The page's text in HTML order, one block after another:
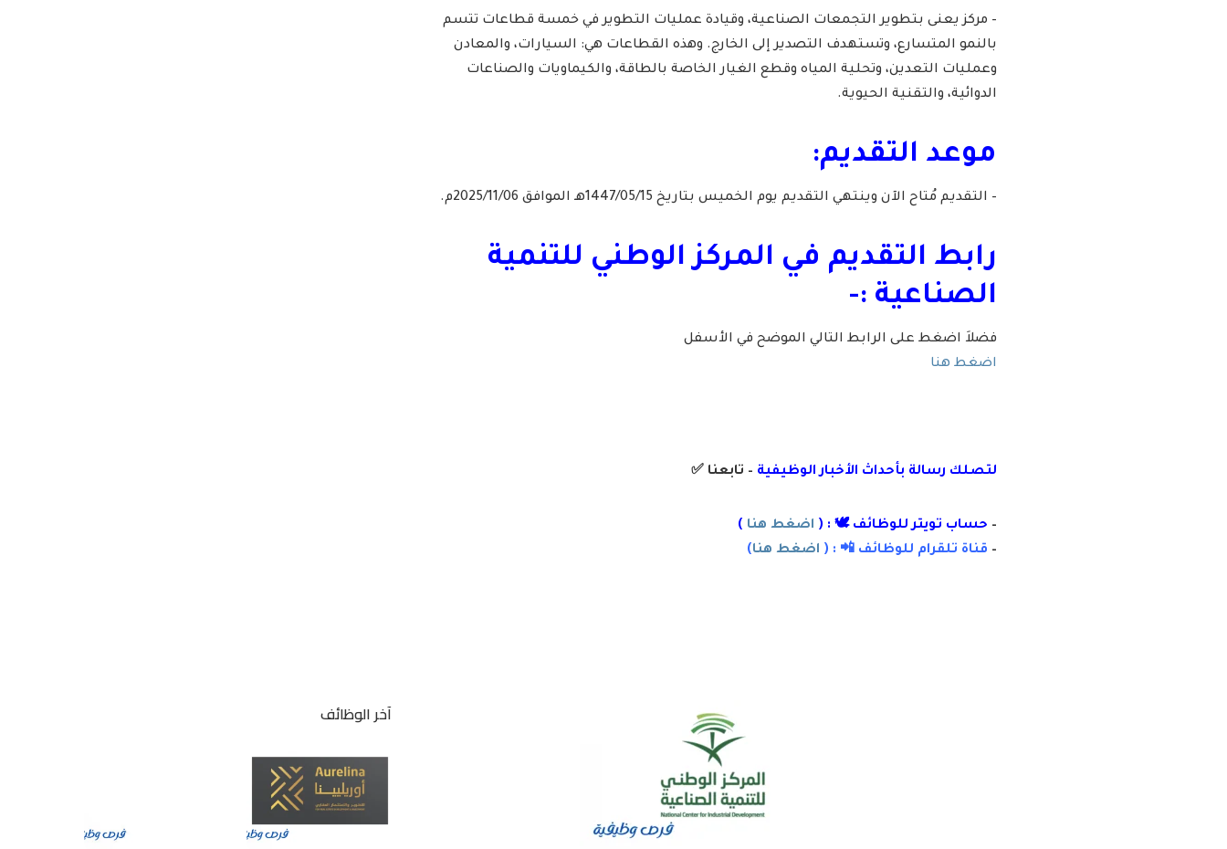
– مركز يعنى بتطوير التجمعات الصناعية، وقيادة عمليات التطوير في خمسة قطاعات تتسم
بالنمو المتسارع، وتستهدف التصدير إلى الخارج. وهذه القطاعات هي: السيارات، والمعادن
وعمليات التعدين، وتحلية المياه وقطع الغيار الخاصة بالطاقة، والكيماويات والصناعات
الدوائية، والتقنية الحيوية.
موعد التقديم:
– التقديم مُتاح الآن وينتهي التقديم يوم الخميس بتاريخ 1447/05/15هـ الموافق 2025/11/06م.
رابط التقديم في المركز الوطني للتنمية
الصناعية :-
فضلاَ اضغط على الرابط التالي الموضح في الأسفل
اضغط هنا
لتصلك رسالة بأحداث الأخبار الوظيفية – تابعنا ✅
– حساب تويتر للوظائف 🕊 : ( اضغط هنا )
– قناة تلقرام للوظائف 📲 : ( اضغط هنا)
آخر الوظائف